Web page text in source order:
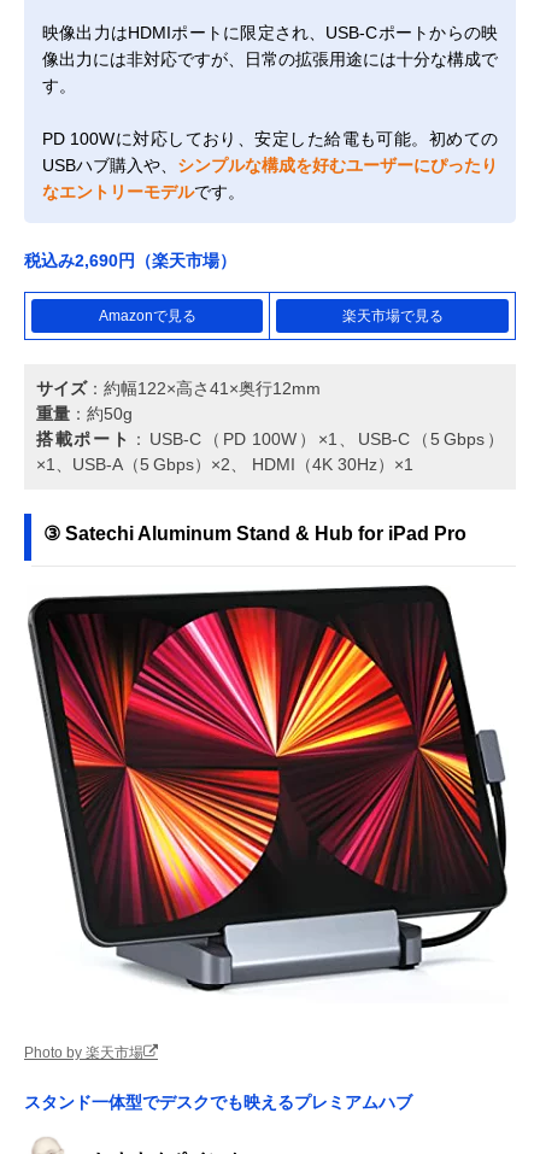
映像出力はHDMIポートに限定され、USB-Cポートからの映
像出力には非対応ですが、日常の拡張用途には十分な構成で
す。
PD 100Wに対応しており、安定した給電も可能。初めての
USBハブ購入や、 シンプルな構成を好むユーザーにぴったり
なエントリーモデルです。
税込み2,690円（楽天市場）
Amazonで見る 楽天市場で見る
サイズ：約幅122×高さ41×奥行12mm
重量 ：約50g
搭載ポート
：USB‑C（PD 100W）×1、USB‑C（5 Gbps）
×1、USB‑A（5 Gbps）×2、 HDMI（4K 30Hz）×1
③ Satechi Aluminum Stand & Hub for iPad Pro
Photo by 楽天市場
スタンド一体型でデスクでも映えるプレミアムハブ